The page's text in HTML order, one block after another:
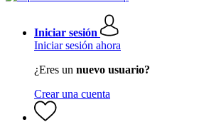
Iniciar sesión
Iniciar sesión ahora
¿Eres un nuevo usuario?
Crear una cuenta